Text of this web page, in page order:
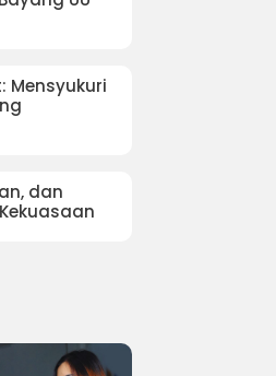
Mensyukuri
dan